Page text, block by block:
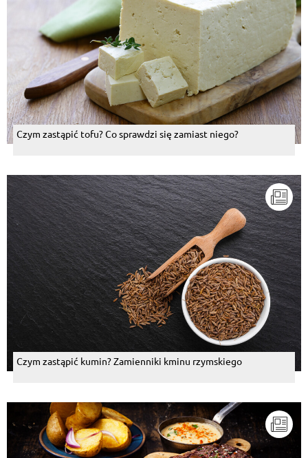
Czym zastąpić tofu? Co sprawdzi się zamiast niego?
Czym zastąpić kumin? Zamienniki kminu rzymskiego